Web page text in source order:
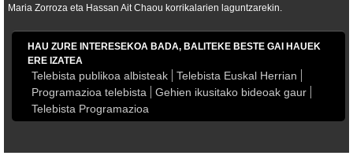
Maria Zorroza eta Hassan Ait Chaou korrikalarien laguntzarekin.
HAU ZURE INTERESEKOA BADA, BALITEKE BESTE GAI HAUEK
ERE IZATEA
Telebista publikoa albisteak
Telebista Euskal Herrian
Programazioa telebista
Gehien ikusitako bideoak gaur
Telebista Programazioa